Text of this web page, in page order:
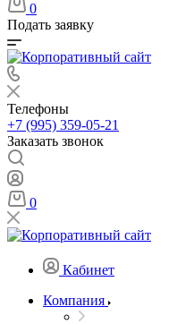
0
Подать заявку
Телефоны
+7 (995) 359-05-21
Заказать звонок
0
Кабинет
Компания